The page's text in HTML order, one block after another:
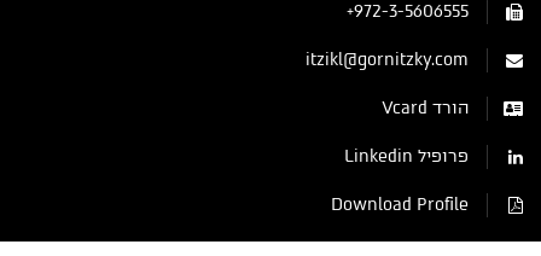
+972-3-5606555
itzikl@gornitzky.com
הורד Vcard
פרופיל Linkedin
Download Profile